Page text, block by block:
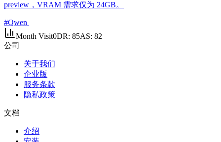
preview，VRAM 需求仅为 24GB。
#Qwen
Month Visit0DR: 85AS: 82
公司
关于我们
企业版
服务条款
隐私政策
文档
介绍